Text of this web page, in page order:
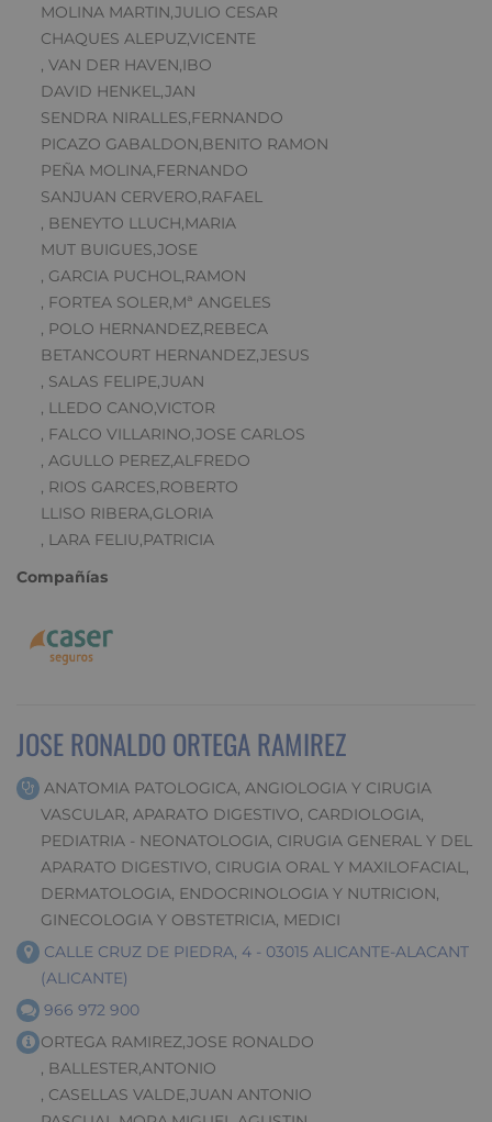
MOLINA MARTIN,JULIO CESAR
CHAQUES ALEPUZ,VICENTE
, VAN DER HAVEN,IBO
DAVID HENKEL,JAN
SENDRA NIRALLES,FERNANDO
PICAZO GABALDON,BENITO RAMON
PEÑA MOLINA,FERNANDO
SANJUAN CERVERO,RAFAEL
, BENEYTO LLUCH,MARIA
MUT BUIGUES,JOSE
, GARCIA PUCHOL,RAMON
, FORTEA SOLER,Mª ANGELES
, POLO HERNANDEZ,REBECA
BETANCOURT HERNANDEZ,JESUS
, SALAS FELIPE,JUAN
, LLEDO CANO,VICTOR
, FALCO VILLARINO,JOSE CARLOS
, AGULLO PEREZ,ALFREDO
, RIOS GARCES,ROBERTO
LLISO RIBERA,GLORIA
, LARA FELIU,PATRICIA
Compañías
JOSE RONALDO ORTEGA RAMIREZ
ANATOMIA PATOLOGICA, ANGIOLOGIA Y CIRUGIA
VASCULAR, APARATO DIGESTIVO, CARDIOLOGIA,
PEDIATRIA - NEONATOLOGIA, CIRUGIA GENERAL Y DEL
APARATO DIGESTIVO, CIRUGIA ORAL Y MAXILOFACIAL,
DERMATOLOGIA, ENDOCRINOLOGIA Y NUTRICION,
GINECOLOGIA Y OBSTETRICIA, MEDICI
CALLE CRUZ DE PIEDRA, 4 - 03015 ALICANTE-ALACANT
(ALICANTE)
966 972 900
ORTEGA RAMIREZ,JOSE RONALDO
, BALLESTER,ANTONIO
, CASELLAS VALDE,JUAN ANTONIO